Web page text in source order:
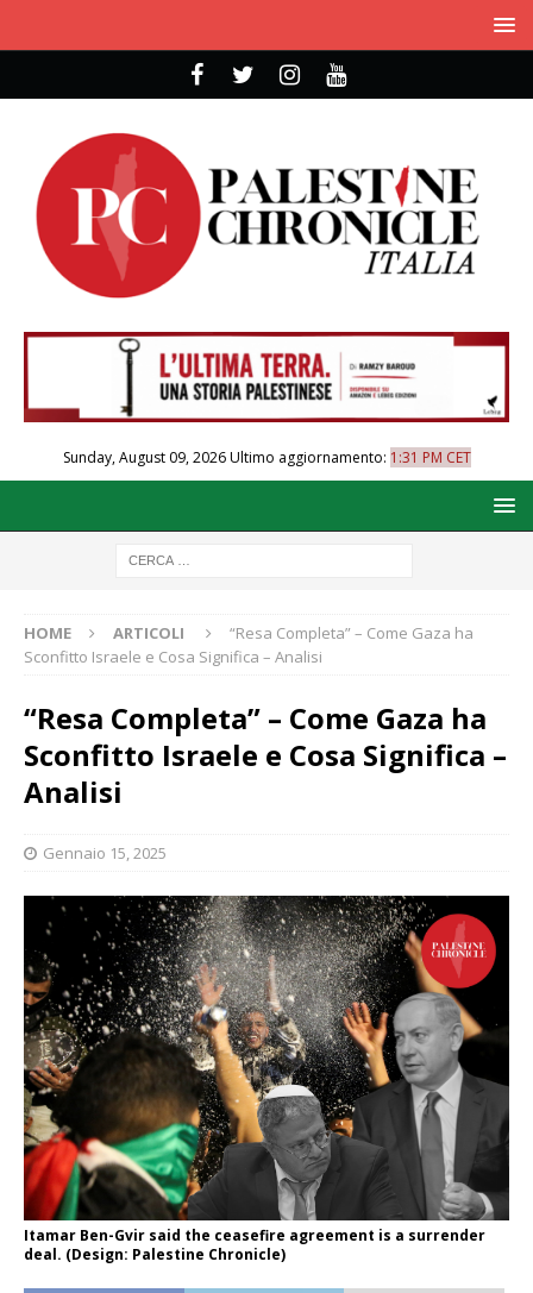
Sunday, August 09, 2026Ultimo aggiornamento: 1:31 PM CET
HOME ARTICOLI
“Resa Completa” – Come Gaza ha
Sconfitto Israele e Cosa Significa – Analisi
“Resa Completa” – Come Gaza ha
Sconfitto Israele e Cosa Significa –
Analisi
Gennaio 15, 2025
Itamar Ben-Gvir said the ceasefire agreement is a surrender
deal. (Design: Palestine Chronicle)